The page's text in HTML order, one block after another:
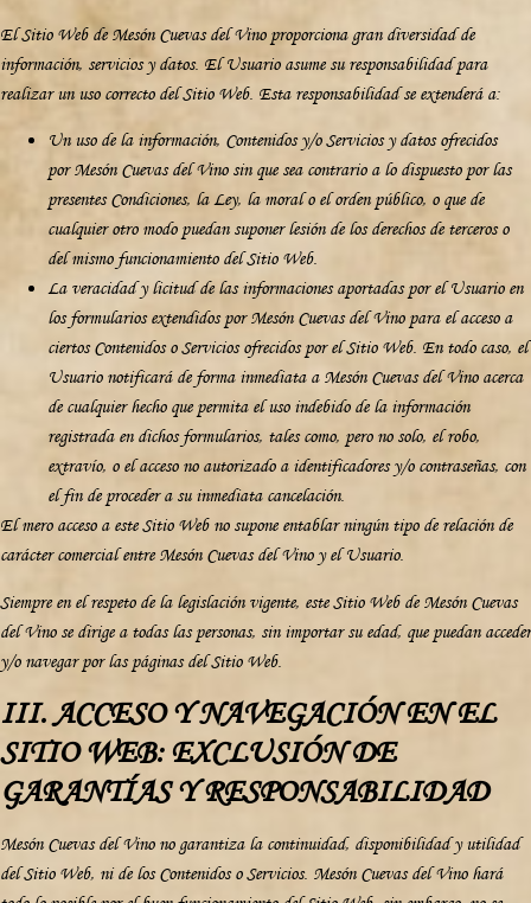
El Sitio Web de Mesón Cuevas del Vino proporciona gran diversidad de
información, servicios y datos. El Usuario asume su responsabilidad para
realizar un uso correcto del Sitio Web. Esta responsabilidad se extenderá a:
Un uso de la información, Contenidos y/o Servicios y datos ofrecidos
por Mesón Cuevas del Vino sin que sea contrario a lo dispuesto por las
presentes Condiciones, la Ley, la moral o el orden público, o que de
cualquier otro modo puedan suponer lesión de los derechos de terceros o
del mismo funcionamiento del Sitio Web.
La veracidad y licitud de las informaciones aportadas por el Usuario en
los formularios extendidos por Mesón Cuevas del Vino para el acceso a
ciertos Contenidos o Servicios ofrecidos por el Sitio Web. En todo caso, el
Usuario notificará de forma inmediata a Mesón Cuevas del Vino acerca
de cualquier hecho que permita el uso indebido de la información
registrada en dichos formularios, tales como, pero no solo, el robo,
extravío, o el acceso no autorizado a identificadores y/o contraseñas, con
el fin de proceder a su inmediata cancelación.
El mero acceso a este Sitio Web no supone entablar ningún tipo de relación de
carácter comercial entre Mesón Cuevas del Vino y el Usuario.
Siempre en el respeto de la legislación vigente, este Sitio Web de Mesón Cuevas
del Vino se dirige a todas las personas, sin importar su edad, que puedan acceder
y/o navegar por las páginas del Sitio Web.
III. ACCESO Y NAVEGACIÓN EN EL
SITIO WEB: EXCLUSIÓN DE
GARANTÍAS Y RESPONSABILIDAD
Mesón Cuevas del Vino no garantiza la continuidad, disponibilidad y utilidad
del Sitio Web, ni de los Contenidos o Servicios. Mesón Cuevas del Vino hará